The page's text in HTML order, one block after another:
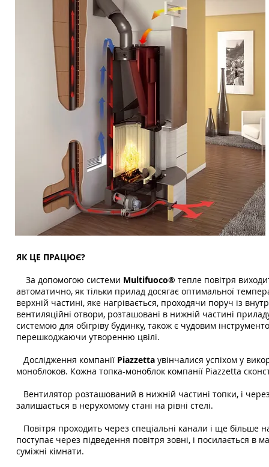
ЯК ЦЕ ПРАЦЮЄ?
За допомогою системи Multifuoco® тепле повітря
автоматично, як тільки прилад досягає оптимальної
верхній частині, яке нагрівається, проходячи поруч із
вентиляційні отвори, розташовані в нижній частині
системою для обігріву будинку, також є чудовим
перешкоджаючи утворенню цвілі.
Дослідження компанії Piazzetta увінчалися успіхом у
моноблоков. Кожна топка-моноблок компанії Piazzetta
Вентилятор розташований в нижній частині топки, і
залишається в нерухомому стані на рівні стелі.
Повітря проходить через спеціальні канали і ще більше
поступає через підведення повітря зовні, і посилається в
суміжні кімнати.